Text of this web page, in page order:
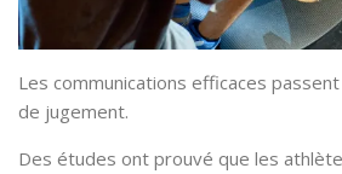
Les communications efficaces
de jugement.
Des études ont prouvé que les